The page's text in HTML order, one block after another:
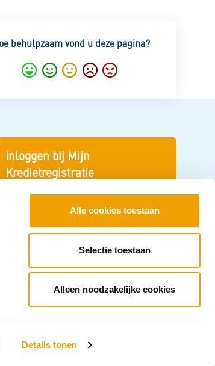
Details tonen
Alle cookies toestaan
Selectie toestaan
Alleen noodzakelijke cookies
behulpzaam vond u deze pagina?
Super
Goed
Gemiddeld
Nietgoed
Slecht
Inloggen bij Mijn
Kredietregistratie
Snel aan de slag? Log in om uw
gegevens en uw persoonlijke
kredietoverzicht te zien.